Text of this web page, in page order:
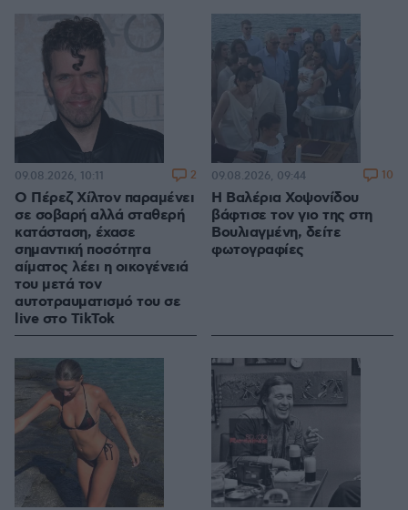
Ο Πέρεζ Χίλτον παραμένει
σε σοβαρή αλλά σταθερή
κατάσταση, έχασε
σημαντική ποσότητα
αίματος λέει η οικογένειά
του μετά τον
αυτοτραυματισμό του σε
live στο TikTok
09.08.2026, 10:11 2
Η Βαλέρια Χοψονίδου
βάφτισε τον γιο της στη
Βουλιαγμένη, δείτε
φωτογραφίες
09.08.2026, 09:44 10